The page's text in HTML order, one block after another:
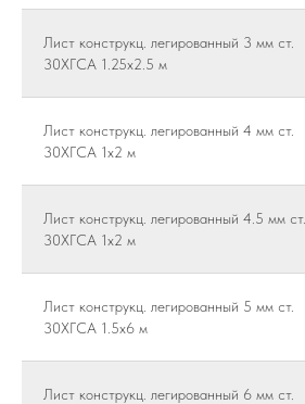
Лист конструкц. легированный 3 мм ст.
30ХГСА 1.25х2.5 м
Лист конструкц. легированный 4 мм ст.
30ХГСА 1х2 м
Лист конструкц. легированный 4.5 мм ст.
30ХГСА 1х2 м
Лист конструкц. легированный 5 мм ст.
30ХГСА 1.5х6 м
Лист конструкц. легированный 6 мм ст.